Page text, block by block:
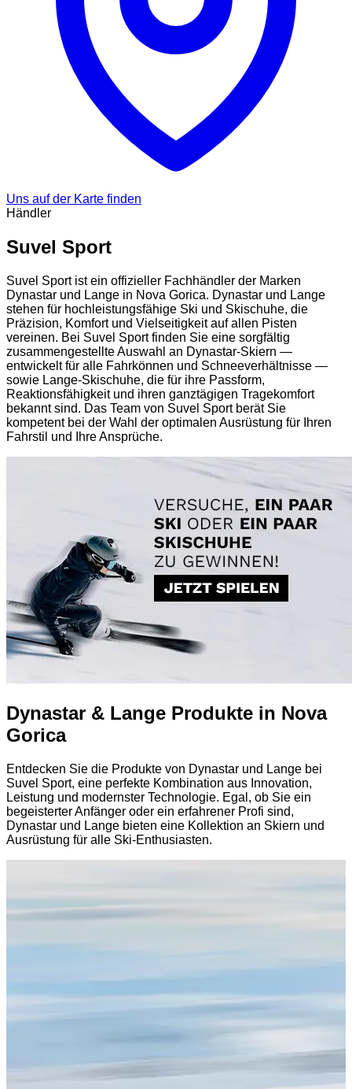
Uns auf der Karte finden
Händler
Suvel Sport
Suvel Sport ist ein offizieller Fachhändler der Marken
Dynastar und Lange in Nova Gorica. Dynastar und Lange
stehen für hochleistungsfähige Ski und Skischuhe, die
Präzision, Komfort und Vielseitigkeit auf allen Pisten
vereinen. Bei Suvel Sport finden Sie eine sorgfältig
zusammengestellte Auswahl an Dynastar-Skiern —
entwickelt für alle Fahrkönnen und Schneeverhältnisse —
sowie Lange-Skischuhe, die für ihre Passform,
Reaktionsfähigkeit und ihren ganztägigen Tragekomfort
bekannt sind. Das Team von Suvel Sport berät Sie
kompetent bei der Wahl der optimalen Ausrüstung für Ihren
Fahrstil und Ihre Ansprüche.
Dynastar & Lange Produkte in Nova
Gorica
Entdecken Sie die Produkte von Dynastar und Lange bei
Suvel Sport, eine perfekte Kombination aus Innovation,
Leistung und modernster Technologie. Egal, ob Sie ein
begeisterter Anfänger oder ein erfahrener Profi sind,
Dynastar und Lange bieten eine Kollektion an Skiern und
Ausrüstung für alle Ski-Enthusiasten.